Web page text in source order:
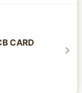
CARD